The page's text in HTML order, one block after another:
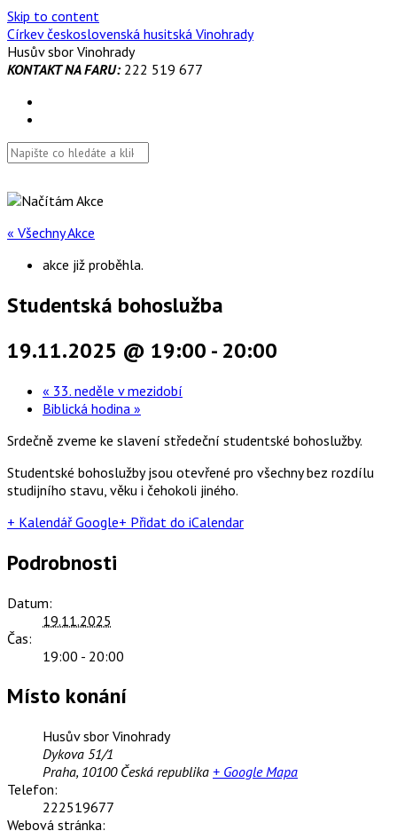
Skip to content
Církev československá husitská Vinohrady
Husův sbor Vinohrady
KONTAKT NA FARU:222 519 677
« Všechny Akce
akce již proběhla.
Studentská bohoslužba
19.11.2025 @ 19:00 - 20:00
« 33. neděle v mezidobí
Biblická hodina »
Srdečně zveme ke slavení středeční studentské bohoslužby.
Studentské bohoslužby jsou otevřené pro všechny bez rozdílu
studijního stavu, věku i čehokoli jiného.
+ Kalendář Google+ Přidat do iCalendar
Podrobnosti
Datum:
19.11.2025
Čas:
19:00 - 20:00
Místo konání
Husův sbor Vinohrady
Dykova 51/1
Praha, 10100 Česká republika + Google Mapa
Telefon:
222519677
Webová stránka: